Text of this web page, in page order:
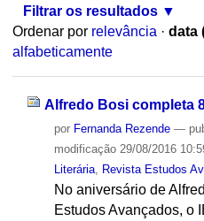
Filtrar os resultados
Ordenar por relevância · data
alfabeticamente
Alfredo Bosi completa
por Fernanda Rezende —
modificação29/08/2016
Literária, Revista Estudos
No aniversário de
Estudos Avançados, o